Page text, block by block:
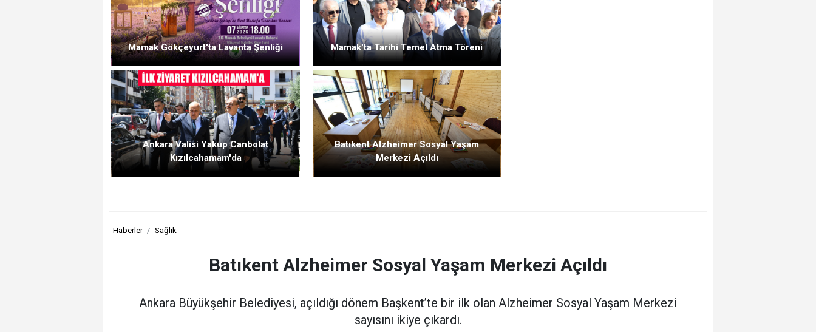
Mamak Gökçeyurt'ta Lavanta Şenliği Mamak'ta Tarihi Temel Atma Töreni
Ankara Valisi Yakup Canbolat
Kızılcahamam'da
Batıkent Alzheimer Sosyal Yaşam
Merkezi Açıldı
Haberler Sağlık
Batıkent Alzheimer Sosyal Yaşam Merkezi Açıldı
Ankara Büyükşehir Belediyesi, açıldığı dönem Başkent’te bir ilk olan Alzheimer Sosyal Yaşam Merkezi
sayısını ikiye çıkardı.